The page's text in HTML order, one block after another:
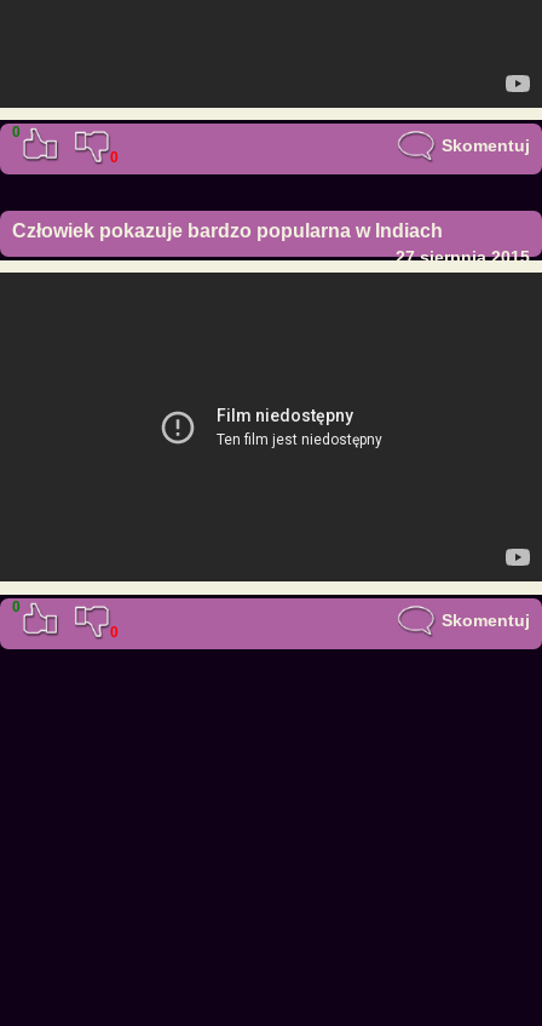
0
0
Skomentuj
Człowiek pokazuje bardzo popularna w Indiach
27 sierpnia 2015
0
0
Skomentuj